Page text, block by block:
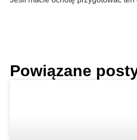
Powiązane